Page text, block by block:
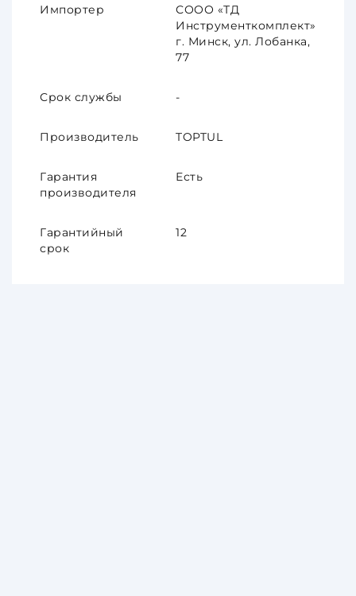
Импортер
СООО «ТД
Инструменткомплект»
г. Минск, ул. Лобанка,
77
Срок службы -
Производитель TOPTUL
Гарантия
производителя
Есть
Гарантийный
срок
12